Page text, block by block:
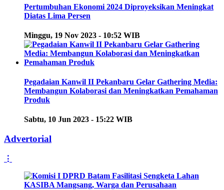
Pertumbuhan Ekonomi 2024 Diproyeksikan Meningkat
Diatas Lima Persen
Minggu, 19 Nov 2023 - 10:52 WIB
Pegadaian Kanwil II Pekanbaru Gelar Gathering Media:
Membangun Kolaborasi dan Meningkatkan Pemahaman
Produk
Sabtu, 10 Jun 2023 - 15:22 WIB
Advertorial
⋮